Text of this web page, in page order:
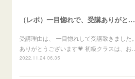
（レポ）一目惚れで、受講ありがとうございます🙏
受講理由は、 一目惚れして受講致きました。
ありがとうございます💗 初級クラスは、お…
2022.11.24 06:35